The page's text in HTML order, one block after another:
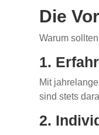
Die
Warum
1.
Mit
sind stets
2.